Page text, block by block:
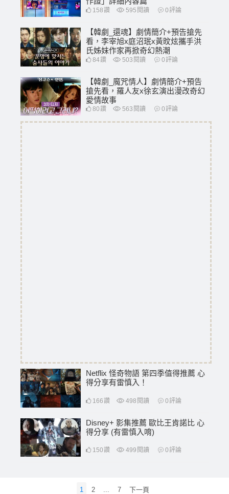
158讚 595 閱讀 0評論
【韓劇_還魂】劇情簡介+預告搶先
看，李宰旭x庭沼珉x黃旼炫攜手洪
氏姊妹作家再掀奇幻熱潮
84讚 503 閱讀 0評論
【韓劇_魔咒情人】劇情簡介+預告
搶先看，羅人友x徐玄演出漫改奇幻
愛情故事
80讚 563 閱讀 0評論
Netflix 怪奇物語 第四季值得推薦 心
得分享有雷慎入！
166讚 498 閱讀 0評論
Disney+ 影集推薦 歐比王肯諾比 心
得分享 (有雷慎入唷)
150讚 499 閱讀 0評論
1 2 ... 7 下一頁